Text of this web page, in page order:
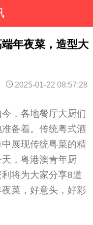
年夜菜，造型大
2025-01-22 08:57:28
，各地餐厅大厨们
备着。传统粤式酒
展现传统粤菜的精
，粤港澳青年厨
将为大家分享8道
菜，好意头，好彩